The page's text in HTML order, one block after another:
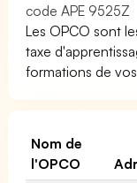
code APE 9525Z
Les OPCO sont
taxe
formations de vos
Nom de
l'OPCO